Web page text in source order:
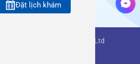
to An Viet Thang Long Co., Ltd
Đặt lịch khám